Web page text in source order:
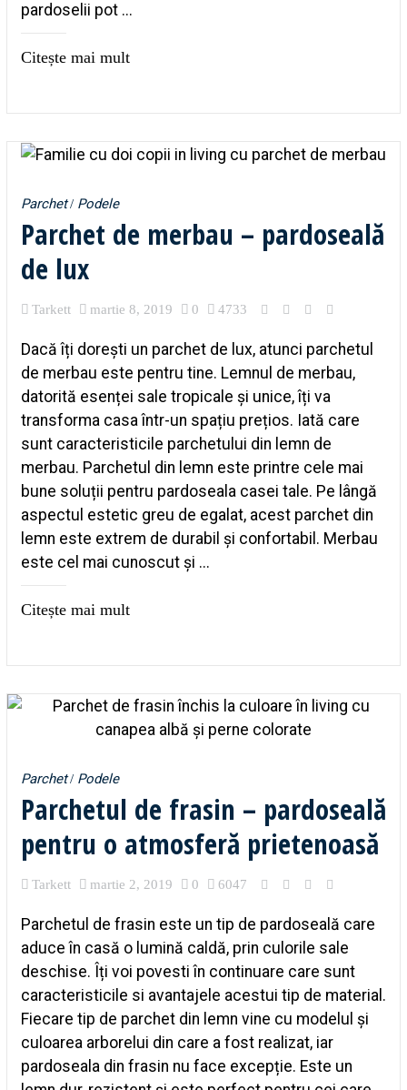
pardoselii pot ...
Citește mai mult
Parchet Podele
Parchet de merbau – pardoseală
de lux
Tarkett martie 8, 2019 0 4733
Dacă îți dorești un parchet de lux, atunci parchetul
de merbau este pentru tine. Lemnul de merbau,
datorită esenței sale tropicale și unice, îți va
transforma casa într-un spațiu prețios. Iată care
sunt caracteristicile parchetului din lemn de
merbau. Parchetul din lemn este printre cele mai
bune soluții pentru pardoseala casei tale. Pe lângă
aspectul estetic greu de egalat, acest parchet din
lemn este extrem de durabil și confortabil. Merbau
este cel mai cunoscut și ...
Citește mai mult
Parchet Podele
Parchetul de frasin – pardoseală
pentru o atmosferă prietenoasă
Tarkett martie 2, 2019 0 6047
Parchetul de frasin este un tip de pardoseală care
aduce în casă o lumină caldă, prin culorile sale
deschise. Îți voi povesti în continuare care sunt
caracteristicile si avantajele acestui tip de material.
Fiecare tip de parchet din lemn vine cu modelul și
culoarea arborelui din care a fost realizat, iar
pardoseala din frasin nu face excepție. Este un